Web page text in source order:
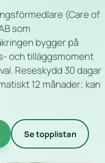
(Care of
som
bygger på
och tilläggsmoment
Reseskydd 30 dagar
12 månader; kan
Se topplistan